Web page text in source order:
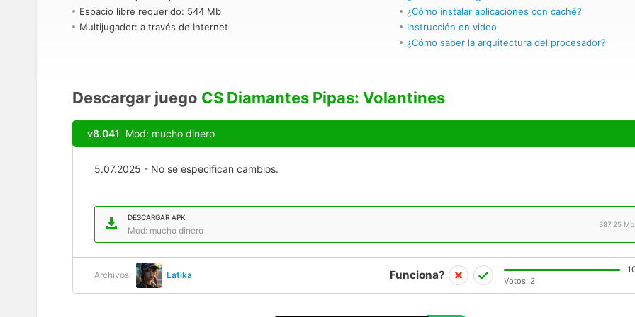
Espacio libre requerido: 544 Mb
Multijugador: a través de Internet
¿Cómo instalar aplicaciones con caché?
Instrucción en video
¿Cómo saber la arquitectura del procesador?
Descargar juego CS Diamantes Pipas: Volantines
v8.041 Mod: mucho dinero
5.07.2025 - No se especifican cambios.
DESCARGAR APK
Mod: mucho dinero
387.25 Mb
Archivos: Latika Funciona? Votos: 2